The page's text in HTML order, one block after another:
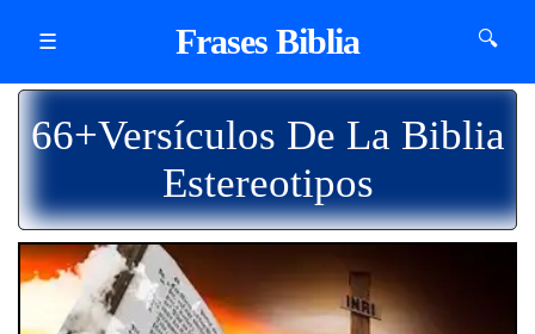
☰ Frases Biblia 🔍
66+Versículos De La Biblia
Estereotipos